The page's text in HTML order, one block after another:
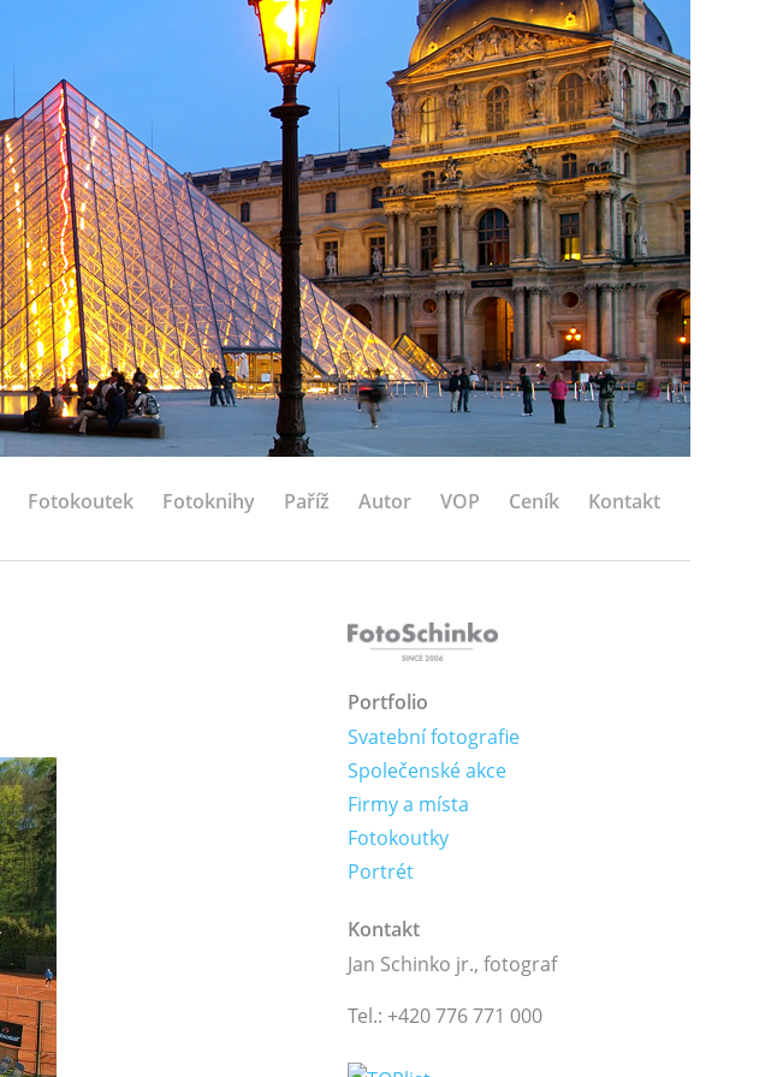
Fotokoutek Fotoknihy Paříž Autor VOP Ceník Kontakt
Portfolio
Svatební fotografie
Společenské akce
Firmy a místa
Fotokoutky
Portrét
Kontakt
Jan Schinko jr., fotograf
Tel.: +420 776 771 000